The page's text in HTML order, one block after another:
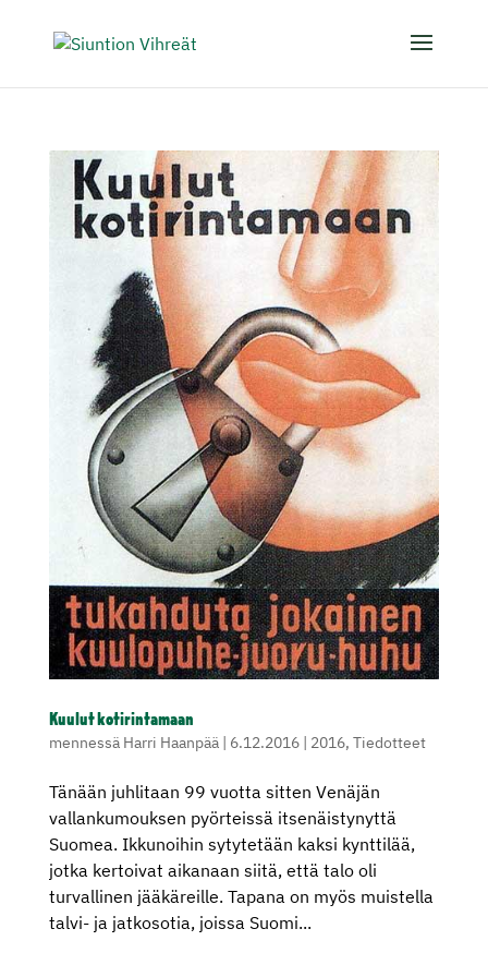
Kuulut kotirintamaan
mennessä Harri Haanpää| 6.12.2016| 2016, Tiedotteet
Tänään juhlitaan 99 vuotta sitten Venäjän
vallankumouksen pyörteissä itsenäistynyttä
Suomea. Ikkunoihin sytytetään kaksi kynttilää,
jotka kertoivat aikanaan siitä, että talo oli
turvallinen jääkäreille. Tapana on myös muistella
talvi- ja jatkosotia, joissa Suomi...